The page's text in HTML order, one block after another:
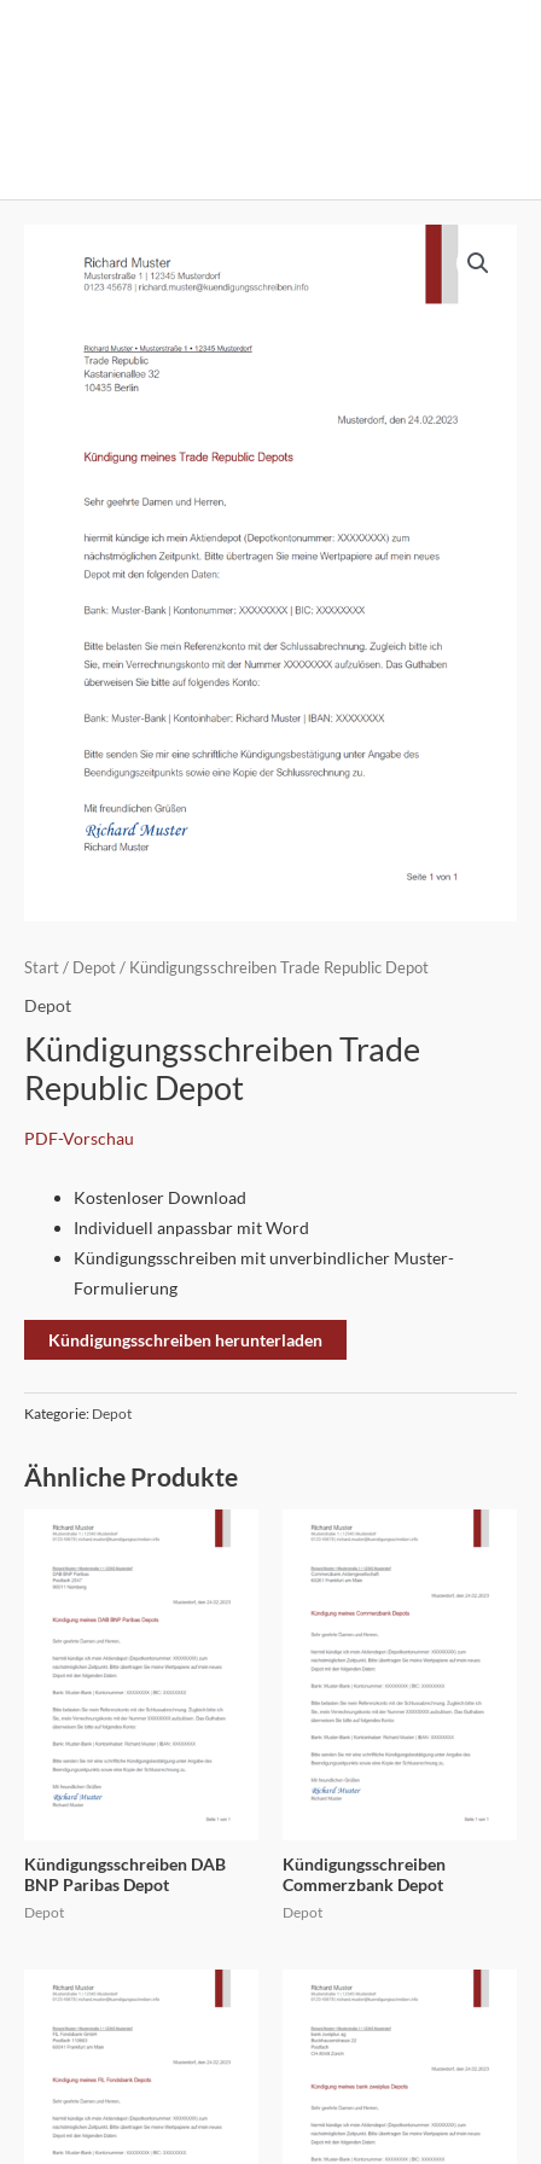
Start / Depot / Kündigungsschreiben Trade Republic Depot
Depot
Kündigungsschreiben Trade
Republic Depot
PDF-Vorschau
Kostenloser Download
Individuell anpassbar mit Word
Kündigungsschreiben mit unverbindlicher Muster-
Formulierung
Kündigungsschreiben herunterladen
Kategorie: Depot
Ähnliche Produkte
Kündigungsschreiben DAB
BNP Paribas Depot
Depot
Kündigungsschreiben
Commerzbank Depot
Depot